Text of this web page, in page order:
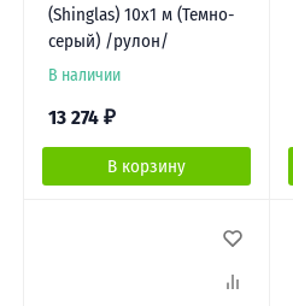
(Shinglas) 10х1 м (Темно-
серый) /рулон/
В наличии
13 274 ₽
В корзину